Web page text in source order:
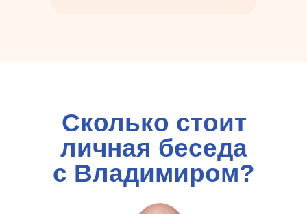
Сколько стоит
личная беседа
с Владимиром?